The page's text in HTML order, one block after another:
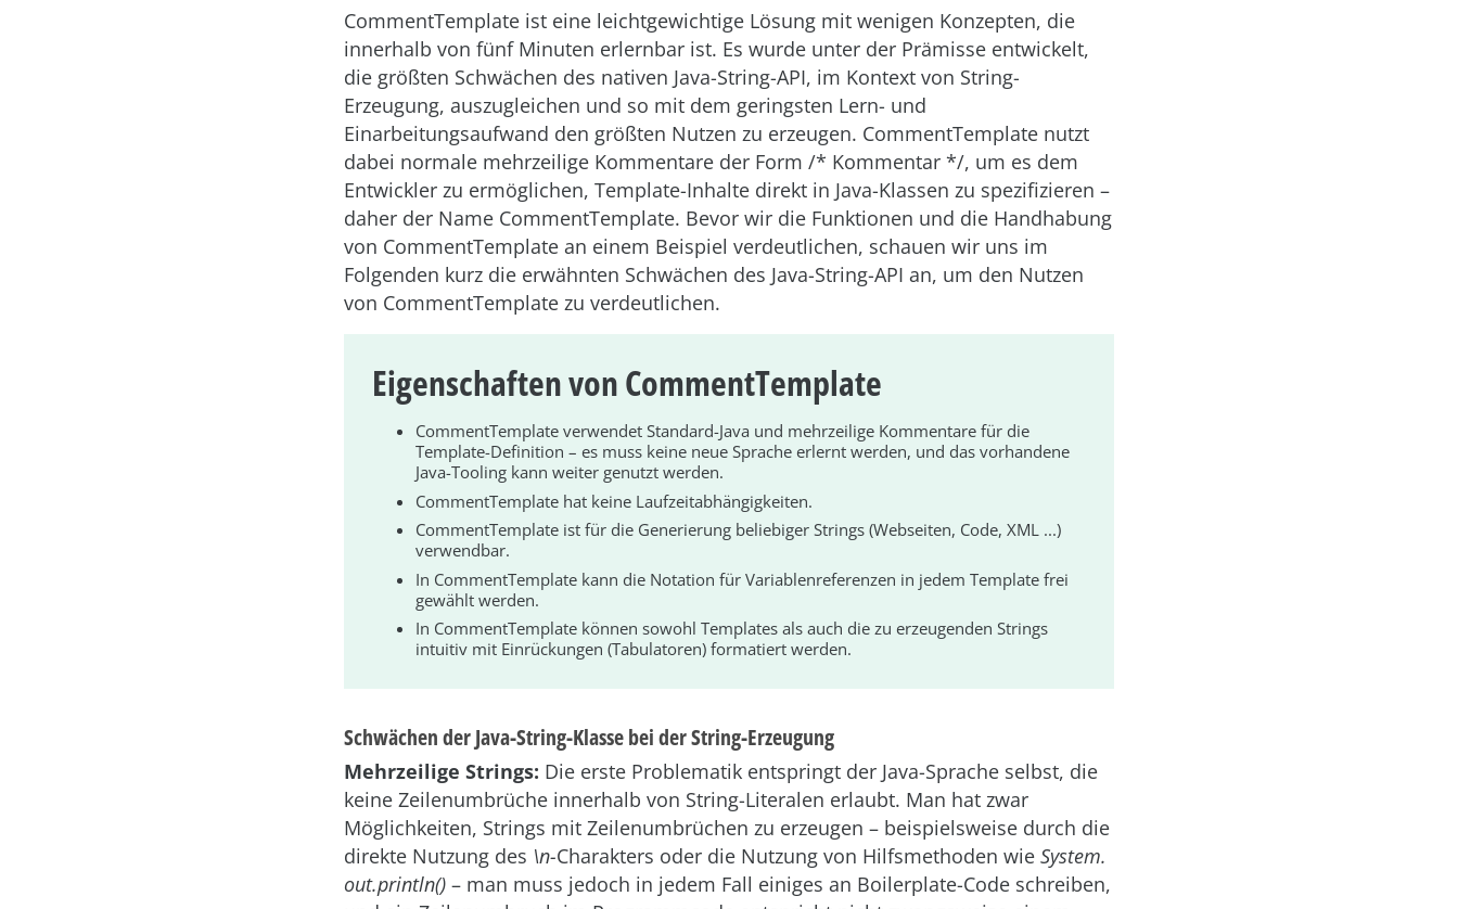
CommentTemplate ist eine leichtgewichtige Lösung mit wenigen Konzepten, die
innerhalb von fünf Minuten erlernbar ist. Es wurde unter der Prämisse entwickelt,
die größten Schwächen des nativen Java-String-API, im Kontext von String-
Erzeugung, auszugleichen und so mit dem geringsten Lern- und
Einarbeitungsaufwand den größten Nutzen zu erzeugen. CommentTemplate nutzt
dabei normale mehrzeilige Kommentare der Form /* Kommentar */, um es dem
Entwickler zu ermöglichen, Template-Inhalte direkt in Java-Klassen zu spezifizieren –
daher der Name CommentTemplate. Bevor wir die Funktionen und die Handhabung
von CommentTemplate an einem Beispiel verdeutlichen, schauen wir uns im
Folgenden kurz die erwähnten Schwächen des Java-String-API an, um den Nutzen
von CommentTemplate zu verdeutlichen.
Eigenschaften von CommentTemplate
CommentTemplate verwendet Standard-Java und mehrzeilige Kommentare für die
Template-Definition – es muss keine neue Sprache erlernt werden, und das vorhandene
Java-Tooling kann weiter genutzt werden.
CommentTemplate hat keine Laufzeitabhängigkeiten.
CommentTemplate ist für die Generierung beliebiger Strings (Webseiten, Code, XML ...)
verwendbar.
In CommentTemplate kann die Notation für Variablenreferenzen in jedem Template frei
gewählt werden.
In CommentTemplate können sowohl Templates als auch die zu erzeugenden Strings
intuitiv mit Einrückungen (Tabulatoren) formatiert werden.
Schwächen der Java-String-Klasse bei der String-Erzeugung
Mehrzeilige Strings: Die erste Problematik entspringt der Java-Sprache selbst, die
keine Zeilenumbrüche innerhalb von String-Literalen erlaubt. Man hat zwar
Möglichkeiten, Strings mit Zeilenumbrüchen zu erzeugen – beispielsweise durch die
direkte Nutzung des \n-Charakters oder die Nutzung von Hilfsmethoden wie System.
out.println() – man muss jedoch in jedem Fall einiges an Boilerplate-Code schreiben,